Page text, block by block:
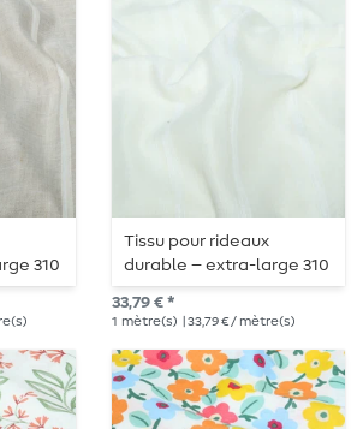
310
Tissu pour rideaux
durable – extra-large 310
cm, rayures sur fond Ecru
uni
33,79 € *
1 mètre(s) | 33,79 € / mètre(s)